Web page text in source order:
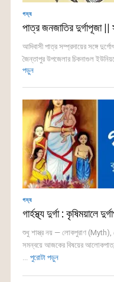
গদ্য
পাত্র জনজাতির দুর্গাপূজা ||
আদিবাসী পাত্র সম্প্রদায়ের সঙ্গে
জৈন্তাপুর উপজেলার চিকনাগুল
পড়ুন
গদ্য
গার্হস্থ্য দুর্গা : কৃষিময়ালে
শুধু শাস্ত্র নয় — লোকপুরাণ
সমন্বয়ে আজকের বিষয়ের আলোকপাত;
... পুরোটা পড়ুন